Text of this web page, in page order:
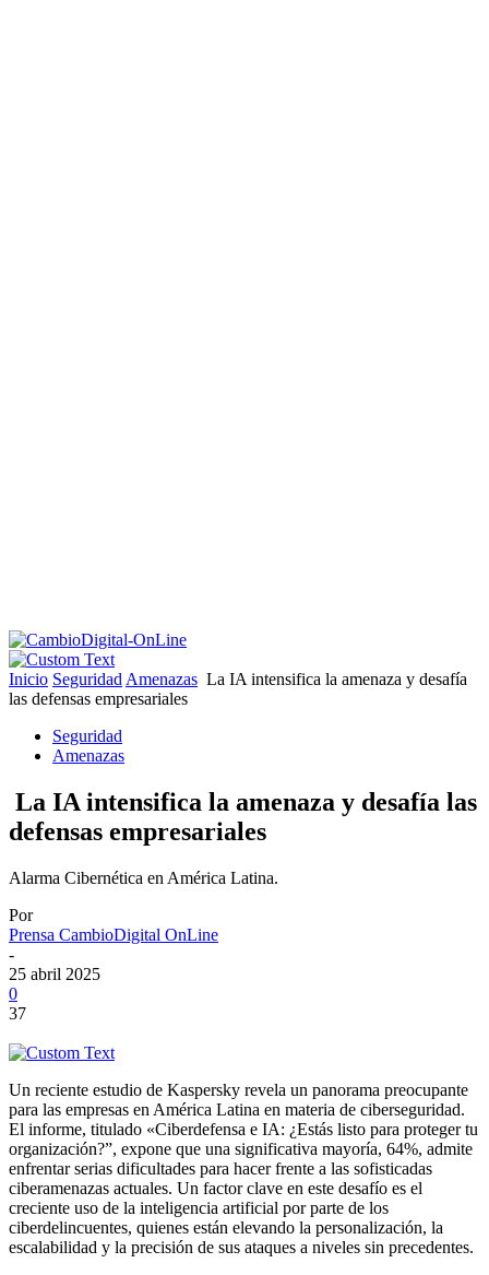
Inicio Seguridad Amenazas La IA intensifica la amenaza y desafía
las defensas empresariales
Seguridad
Amenazas
La IA intensifica la amenaza y desafía las
defensas empresariales
Alarma Cibernética en América Latina.
Por
Prensa CambioDigital OnLine
-
25 abril 2025
0
37
Un reciente estudio de Kaspersky revela un panorama preocupante
para las empresas en América Latina en materia de ciberseguridad.
El informe, titulado «Ciberdefensa e IA: ¿Estás listo para proteger tu
organización?”, expone que una significativa mayoría, 64%, admite
enfrentar serias dificultades para hacer frente a las sofisticadas
ciberamenazas actuales. Un factor clave en este desafío es el
creciente uso de la inteligencia artificial por parte de los
ciberdelincuentes, quienes están elevando la personalización, la
escalabilidad y la precisión de sus ataques a niveles sin precedentes.